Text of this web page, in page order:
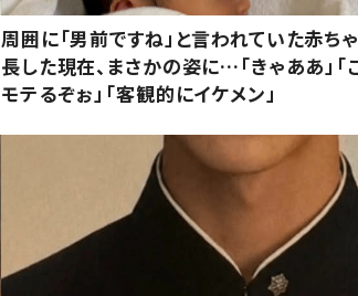
周囲に「男前ですね」と言われていた赤ち
長した現在、まさかの姿に…「きゃああ」「
モテるぞぉ」「客観的にイケメン」